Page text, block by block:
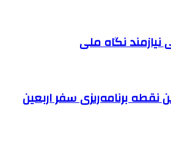
نیازمند نگاه ملی
نقطه برنامه‌ریزی سفر اربعین